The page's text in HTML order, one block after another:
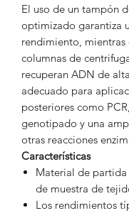
El uso de un tampón
optimizado garantiza
rendimiento, mientras
columnas de
recuperan ADN de
adecuado para
posteriores como
genotipado y una
otras reacciones
Características
Material de partida
de muestra de
Los rendimientos